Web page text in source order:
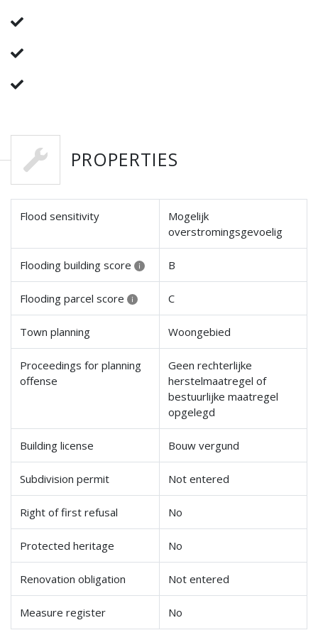
PROPERTIES
Flood sensitivity
Mogelijk
overstromingsgevoelig
Flooding building score B
Flooding parcel score C
Town planning Woongebied
Proceedings for planning
offense
Geen rechterlijke
herstelmaatregel of
bestuurlijke maatregel
opgelegd
Building license Bouw vergund
Subdivision permit Not entered
Right of first refusal No
Protected heritage No
Renovation obligation Not entered
Measure register No